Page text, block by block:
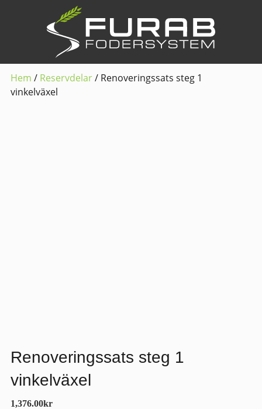
Hem / Reservdelar/ Renoveringssats steg 1
vinkelväxel
Renoveringssats steg 1
vinkelväxel
1,376.00kr